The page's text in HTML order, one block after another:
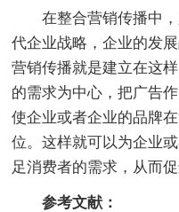
在整合营销传播中，
代企业战略，企业的发
营销传播就是建立在这
的需求为中心，把广告
使企业或者企业的品牌
位。这样就可以为企业
足消费者的需求，从而促
参考文献：